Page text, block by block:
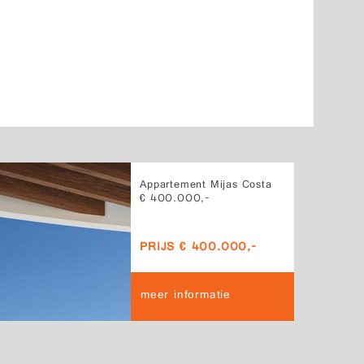
Appartement Mijas Costa
€ 400.000,-
PRIJS € 400.000,-
meer informatie